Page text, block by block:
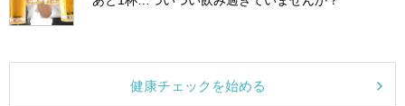
健康チェックを始める